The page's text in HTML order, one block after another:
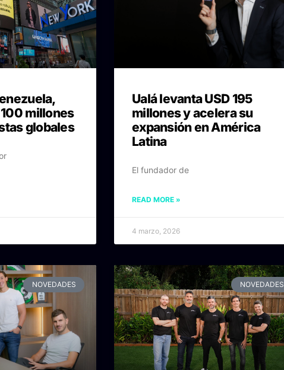
millones
globales
Ualá levanta USD 195
millones y acelera su
expansión en América
Latina
El fundador de
READ MORE »
4 marzo, 2026
NOVEDADES NOVEDADES